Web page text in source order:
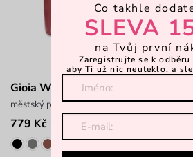
Gioia Wine
městský prostorný batůžek
779 Kč 1 299 Kč
Co takhle
SLEVA
na Tvůj první
Zaregistrujte se k odběru
aby Ti už nic neuteklo, a